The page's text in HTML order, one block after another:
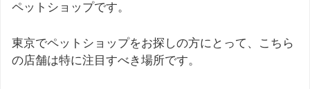
ペットショップです。
東京でペットショップをお探しの方にとって、こちら
の店舗は特に注目すべき場所です。